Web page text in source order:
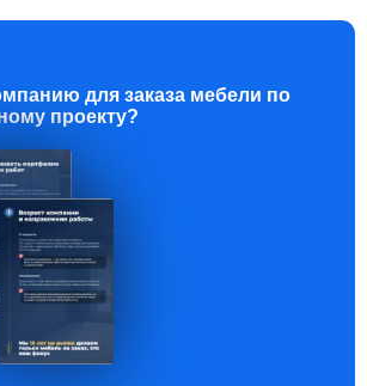
для заказа мебели по
проекту?